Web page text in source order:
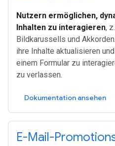
Nutzern ermöglichen,
Inhalten zu interagieren,
Bildkarussells und
ihre Inhalte aktualisieren
einem Formular zu
zu verlassen.
Dokumentation ansehen
E-Mail-